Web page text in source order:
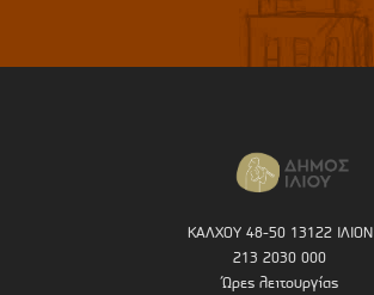
ΚΑΛΧΟΥ 48-50 13122 ΙΛΙΟΝ
213 2030 000
Ώρες λειτουργίας